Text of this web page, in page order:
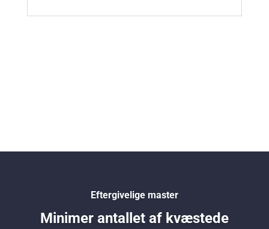
Eftergivelige master
Minimer antallet af kvæstede